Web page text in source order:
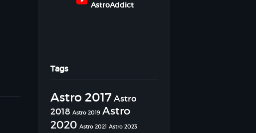
AstroAddict
Tags
Astro 2017Astro
2018 Astro 2019 Astro
2020 Astro 2021 Astro 2023